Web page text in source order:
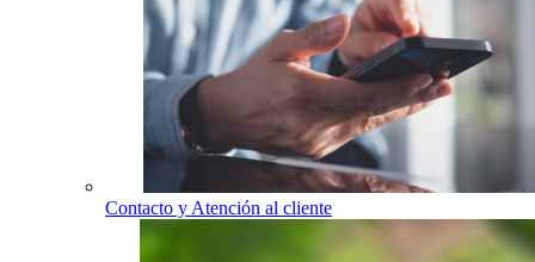
Contacto y Atención al cliente